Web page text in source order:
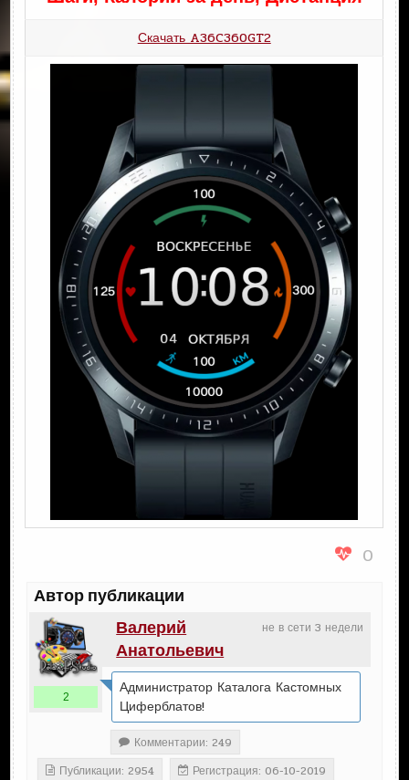
Скачать A36C360GT2
0
Автор публикации
не в сети 3 недели
Валерий
Анатольевич
2
Администратор Каталога Кастомных
Циферблатов!
Комментарии: 249
Публикации: 2954
Регистрация: 06-10-2019